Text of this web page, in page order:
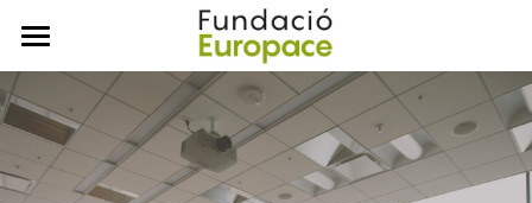
Inicio
Programa DOMUS
Next Generation